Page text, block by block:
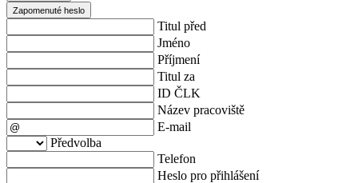
Zapomenuté heslo
Titul před
Jméno
Příjmení
Titul za
ID ČLK
Název pracoviště
E-mail
Předvolba
Telefon
Heslo pro přihlášení